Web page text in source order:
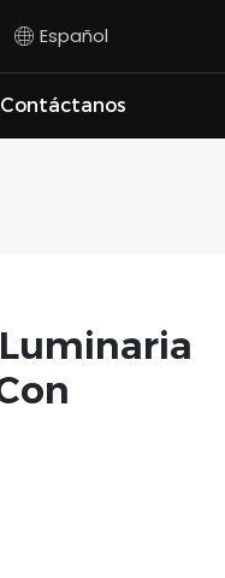
Español
Contáctanos